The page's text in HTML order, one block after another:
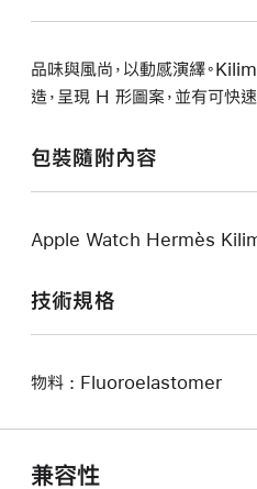
品味與風尚，以動感演繹。
造，呈現 H 形圖案，並有可快
包裝隨附內容
Apple Watch Hermès
技術規格
物料 : Fluoroelastomer
兼容性